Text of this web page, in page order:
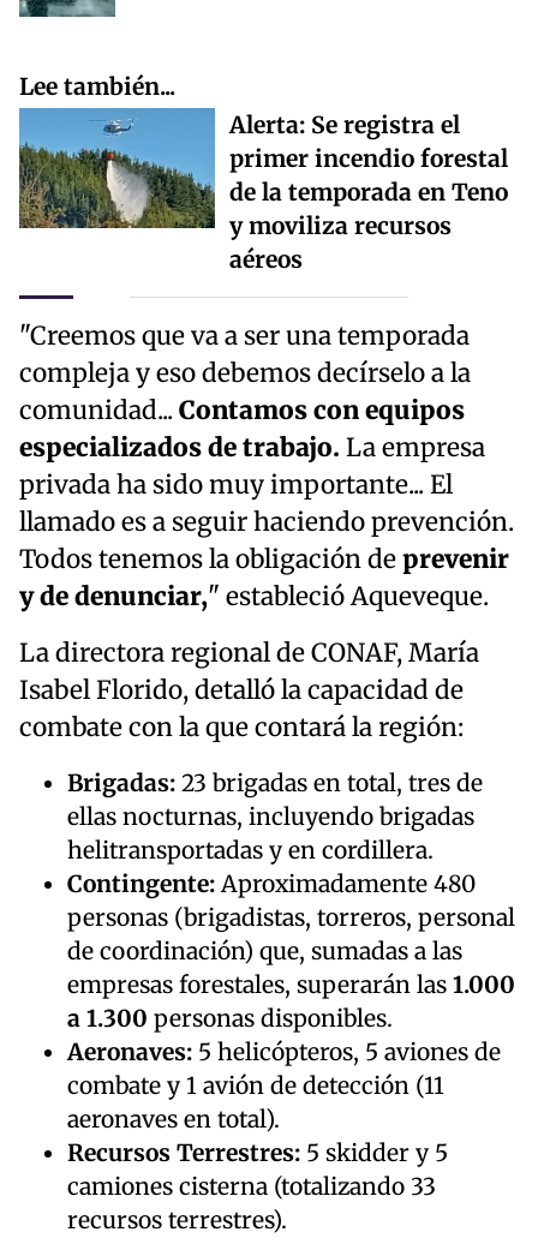
Lee también...
Alerta: Se registra el
primer incendio forestal
de la temporada en Teno
y moviliza recursos
aéreos
"Creemos que va a ser una temporada
compleja y eso debemos decírselo a la
comunidad... Contamos con equipos
especializados de trabajo. La empresa
privada ha sido muy importante... El
llamado es a seguir haciendo prevención.
Todos tenemos la obligación deprevenir
y de denunciar," estableció Aqueveque.
La directora regional de CONAF, María
Isabel Florido, detalló la capacidad de
combate con la que contará la región:
Brigadas: 23 brigadas en total, tres de
ellas nocturnas, incluyendo brigadas
helitransportadas y en cordillera.
Contingente:Aproximadamente 480
personas (brigadistas, torreros, personal
de coordinación) que, sumadas a las
empresas forestales, superarán las 1.000
a 1.300 personas disponibles.
Aeronaves: 5 helicópteros, 5 aviones de
combate y 1 avión de detección (11
aeronaves en total).
Recursos Terrestres: 5 skidder y 5
camiones cisterna (totalizando 33
recursos terrestres).